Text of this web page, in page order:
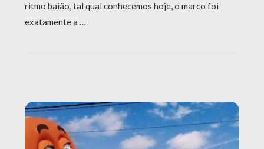
ritmo baião, tal qual conhecemos hoje, o marco foi
exatamente a …